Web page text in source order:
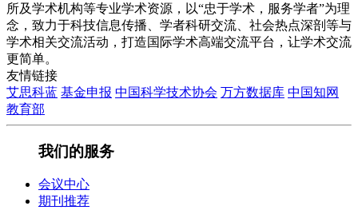
所及学术机构等专业学术资源，以“忠于学术，服务学者”为理
念，致力于科技信息传播、学者科研交流、社会热点深剖等与
学术相关交流活动，打造国际学术高端交流平台，让学术交流
更简单。
友情链接
艾思科蓝 基金申报 中国科学技术协会 万方数据库 中国知网
教育部
我们的服务
会议中心
期刊推荐